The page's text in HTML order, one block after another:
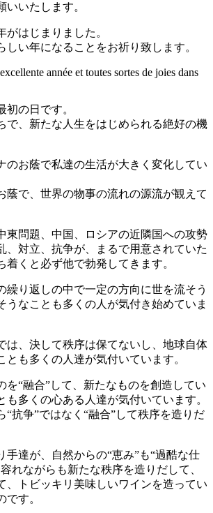
いいたします。
がはじまりました。
しい年になることをお祈り致します。
année et toutes sortes de joies dans
初の日です。
で、新たな人生をはじめられる絶好の機
のお蔭で私達の生活が大きく変化してい
蔭で、世界の物事の流れの源流が観えて
東問題、中国、ロシアの近隣国への攻勢
、対立、抗争が、まるで用意されていた
着くと必ず他で勃発してきます。
繰り返しの中で一定の方向に世を流そう
うなことも多くの人が気付き始めていま
は、決して秩序は保てないし、地球自体
とも多くの人達が気付いています。
を“融合”して、新たなものを創造してい
も多くの心ある人達が気付いています。
“抗争”ではなく“融合”して秩序を造りだ
手達が、自然からの“恵み”も“過酷な仕
れながらも新たな秩序を造りだして、
、トビッキリ美味しいワインを造ってい
です。